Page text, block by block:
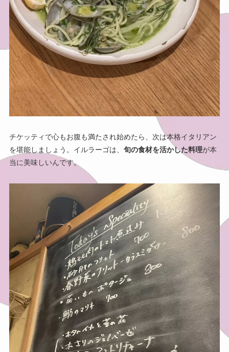
チケッティで心もお腹も満たされ始めたら、次は本格イタリアン
を堪能しましょう。イルラーゴは、 旬の食材を活かした料理が本
当に美味しいんです。